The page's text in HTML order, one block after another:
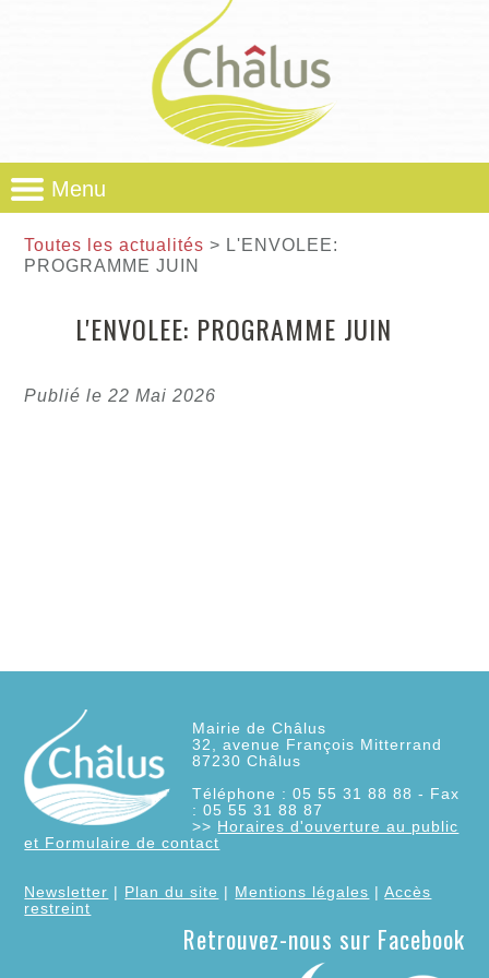
Menu
Toutes les actualités > L'ENVOLEE:
PROGRAMME JUIN
L'ENVOLEE: PROGRAMME JUIN
Publié le 22 Mai 2026
Mairie de Châlus
32, avenue François Mitterrand
87230 Châlus
Téléphone : 05 55 31 88 88 - Fax
: 05 55 31 88 87
>> Horaires d'ouverture au public
et Formulaire de contact
Newsletter | Plan du site | Mentions légales |Accès
restreint
Retrouvez-nous sur Facebook